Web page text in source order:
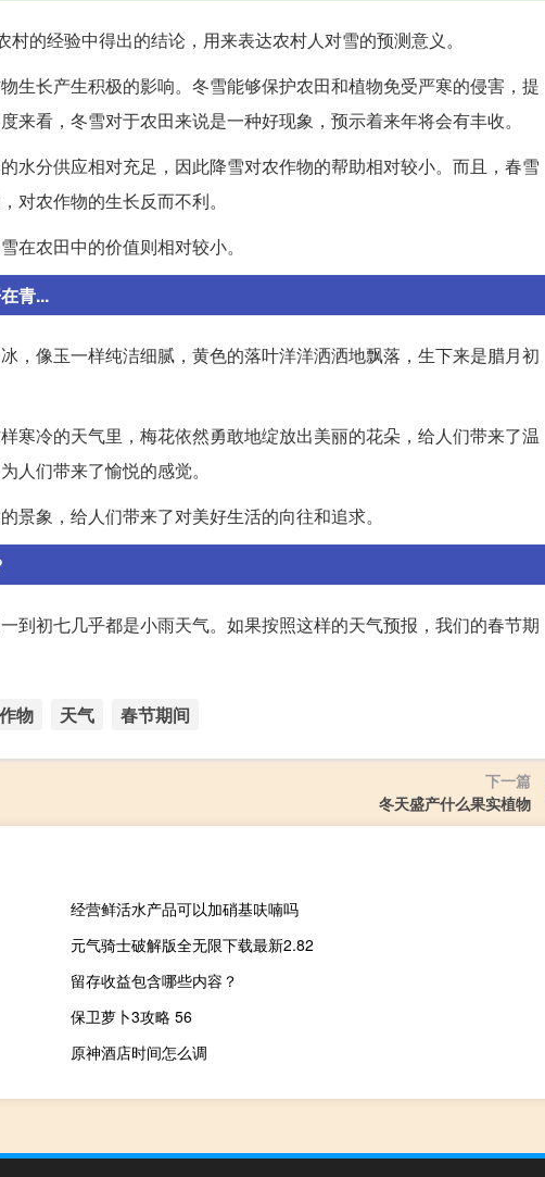
的经验中得出的结论，用来表达农村人对雪的预测意义。
生长产生积极的影响。冬雪能够保护农田和植物免受严寒的侵害，提
看，冬雪对于农田来说是一种好现象，预示着来年将会有丰收。
水分供应相对充足，因此降雪对农作物的帮助相对较小。而且，春雪
对农作物的生长反而不利。
在农田中的价值则相对较小。
青...
，像玉一样纯洁细腻，黄色的落叶洋洋洒洒地飘落，生下来是腊月初
寒冷的天气里，梅花依然勇敢地绽放出美丽的花朵，给人们带来了温
人们带来了愉悦的感觉。
象，给人们带来了对美好生活的向往和追求。
到初七几乎都是小雨天气。如果按照这样的天气预报，我们的春节期
物 天气 春节期间
下一篇
冬天盛产什么果实植物
经营鲜活水产品可以加硝基呋喃吗
元气骑士破解版全无限下载最新2.82
留存收益包含哪些内容？
保卫萝卜3攻略 56
原神酒店时间怎么调